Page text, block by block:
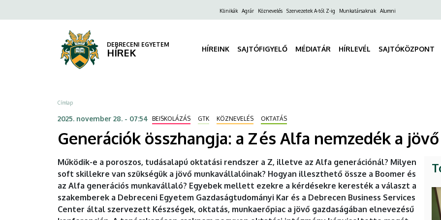
összhangja:
nemzedék
gazdaságában
DEBRECENI
a
FelsőKlinikák Agrár Köznevelés Szervezetek A-tól Z-ig Munkatársaknak Alumni
DEBRECENI EGYETEM
HÍREK HÍREINK SAJTÓFIGYELŐ MÉDIATÁR HÍRLEVÉL SAJTÓKÖZPONT
Morzsa
Címlap
2025. november 28. - 07:54 BEISKOLÁZÁS GTK KÖZNEVELÉS OKTATÁS
Generációk összhangja: a Z és Alfa nemzedék a
Működik-e a poroszos, tudásalapú oktatási rendszer a Z, illetve az Alfa generációnál? Milyen
soft skillekre van szükségük a jövő munkavállalóinak? Hogyan illeszthető össze a Boomer és
az Alfa generációs munkavállaló? Egyebek mellett ezekre a kérdésekre keresték a választ a
szakemberek a Debreceni Egyetem Gazdaságtudományi Kar és a Debrecen Business Services
Center által szervezett Készségek, oktatás, munkaerőpiac a jövő gazdaságában elnevezésű